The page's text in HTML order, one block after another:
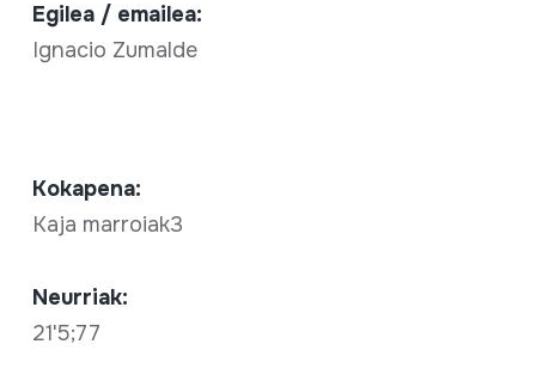
Egilea / emailea:
Ignacio Zumalde
Kokapena:
Kaja marroiak3
Neurriak:
21'5;77